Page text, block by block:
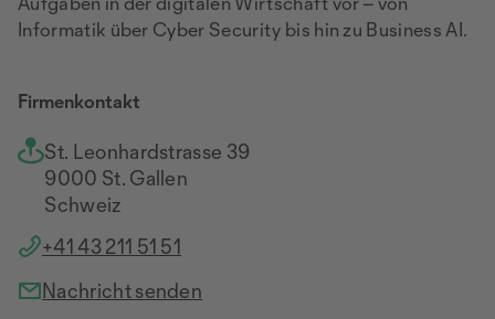
Informatik über Cyber Security bis hin zu Business AI.
Firmenkontakt
St. Leonhardstrasse 39
9000 St. Gallen
Schweiz
+41 43 211 51 51
Nachricht senden